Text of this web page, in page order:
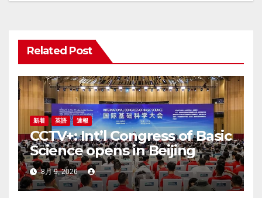
ー
シ
ョ
ン
Related Post
新着 英語 速報
CCTV+: Int’l Congress of Basic
Science opens in Beijing
8月 9, 2026